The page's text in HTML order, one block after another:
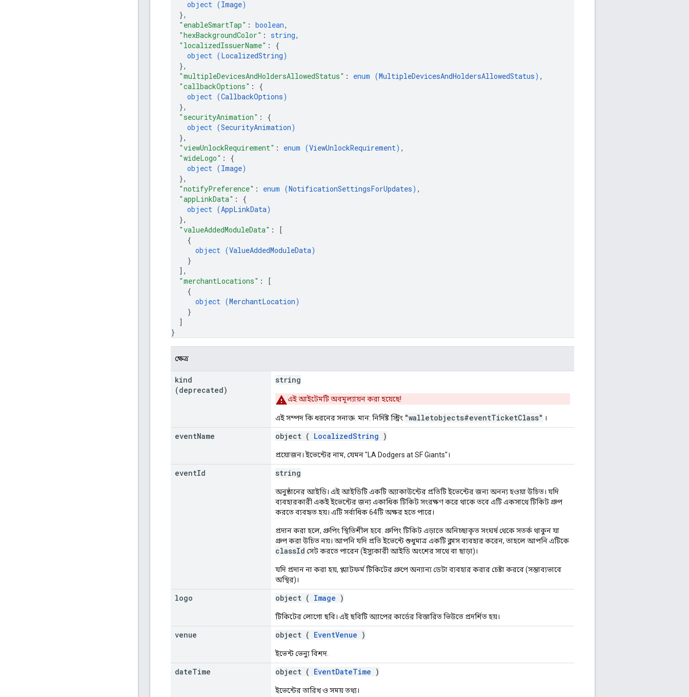
object (Image)
},
"enableSmartTap" : boolean,
"hexBackgroundColor" : string,
"localizedIssuerName" : {
object (LocalizedString)
},
"multipleDevicesAndHoldersAllowedStatus" : enum (MultipleDevicesAndHoldersAllowedStatus) ,
"callbackOptions" : {
object (CallbackOptions)
},
"securityAnimation" : {
object (SecurityAnimation)
},
"viewUnlockRequirement" : enum (ViewUnlockRequirement) ,
"wideLogo" : {
object (Image)
},
"notifyPreference" : enum (NotificationSettingsForUpdates) ,
"appLinkData" : {
object (AppLinkData)
},
"valueAddedModuleData" :
[
{
object (ValueAddedModuleData)
}
] ,
"merchantLocations" :
[
{
object (MerchantLocation)
}
]
}
ক্ষেত্র
kind
(deprecated)
string
এই আইটেমটি অবমূল্যায়ন করা হয়েছে!
এই সম্পদ কি ধরনের সনাক্ত. মান: নির্দিষ্ট স্ট্রিং "walletobjects#eventTicketClass" ।
eventName object ( LocalizedString )
প্রয়োজন। ইভেন্টের নাম, যেমন "LA Dodgers at SF Giants"।
eventId string
অনুষ্ঠানের আইডি। এই আইডিটি একটি অ্যাকাউন্টের প্রতিটি ইভেন্টের জন্য অনন্য হওয়া উচিত। যদি
ব্যবহারকারী একই ইভেন্টের জন্য একাধিক টিকিট সংরক্ষণ করে থাকে তবে এটি একসাথে টিকিট গ্রুপ
করতে ব্যবহৃত হয়। এটি সর্বাধিক 64টি অক্ষর হতে পারে।
প্রদান করা হলে, গ্রুপিং স্থিতিশীল হবে. গ্রুপিং টিকিট এড়াতে অনিচ্ছাকৃত সংঘর্ষ থেকে সতর্ক থাকুন যা
গ্রুপ করা উচিত নয়। আপনি যদি প্রতি ইভেন্টে শুধুমাত্র একটি ক্লাস ব্যবহার করেন, তাহলে আপনি এটিকে
classId সেট করতে পারেন (ইস্যুকারী আইডি অংশের সাথে বা ছাড়া)।
যদি প্রদান না করা হয়, প্ল্যাটফর্ম টিকিটের গ্রুপে অন্যান্য ডেটা ব্যবহার করার চেষ্টা করবে (সম্ভাব্যভাবে
অস্থির)।
logo object ( Image )
টিকিটের লোগো ছবি। এই ছবিটি অ্যাপের কার্ডের বিস্তারিত ভিউতে প্রদর্শিত হয়।
venue object ( EventVenue )
ইভেন্ট ভেন্যু বিশদ.
dateTime object ( EventDateTime )
ইভেন্টের তারিখ ও সময় তথ্য।